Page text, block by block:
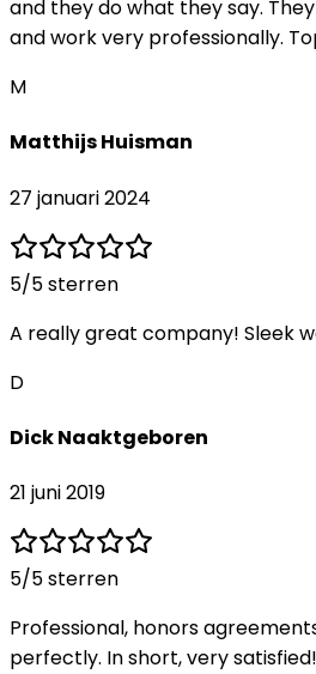
and they do what they say.
and work very professionally.
M
Matthijs Huisman
27 januari 2024
5/5 sterren
A really great company! Sleek
D
Dick Naaktgeboren
21 juni 2019
5/5 sterren
Professional, honors
perfectly. In short, very satisfied!